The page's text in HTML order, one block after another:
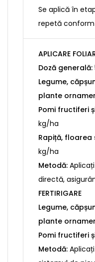
Se aplică în
repetă
APLICARE
Doză generală:
Legume,
plante
Pomi fructiferi
kg/ha
Rapiță, floarea
kg/ha
Metodă:
directă,
FERTIRIGARE
Legume,
plante
Pomi fructiferi
Metodă: